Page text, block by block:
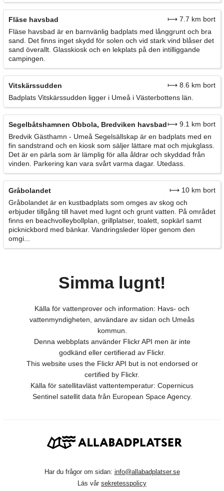
Fläse havsbad
⟼ 7.7 km bort
Fläse havsbad är en barnvänlig badplats med långgrunt och bra
sand. Det finns inget skydd för solen och vid stark vind blåser det
sand överallt. Glasskiosk och en lekplats på den intilliggande
campingen.
Vitskärssudden
⟼ 8.6 km bort
Badplats Vitskärssudden ligger i Umeå i Västerbottens län.
Segelbåtshamnen Obbola, Bredviken havsbad⟼ 9.1 km bort
Bredvik Gästhamn - Umeå Segelsällskap är en badplats med en
fin sandstrand och en kiosk som säljer lättare mat och mjukglass.
Det är en pärla som är lämplig för alla åldrar och skyddad från
vinden. Parkering kan vara svårt varma dagar. Utedass.
Gråbolandet
⟼ 10 km bort
Gråbolandet är en kustbadplats som omges av skog och
erbjuder tillgång till havet med lugnt och grunt vatten. På området
finns en beachvolleybollplan, grillplatser, toalett, sopkärl samt
picknickbord med bänkar. Vandringsleder löper genom den
omgi...
Simma lugnt!
Källa för vattenprover och information: Havs- och
vattenmyndigheten, användare av sidan och Umeås
kommun.
Denna webbplats använder Flickr API men är inte
godkänd eller certifierad av Flickr.
This website uses the Flickr API but is not endorsed or
certified by Flickr.
Källa för satellitavläst vattentemperatur: Copernicus
Sentinel satellit data från European Space Agency.
Har du frågor om sidan: info@allabadplatser.se
Läs vår sekretesspolicy